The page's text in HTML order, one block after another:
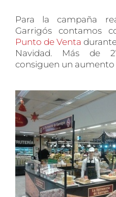
Para la campaña
Garrigós contamos
Punto de Venta
Navidad. Más de
consiguen un aumento